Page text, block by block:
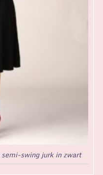
swing jurk in zwart